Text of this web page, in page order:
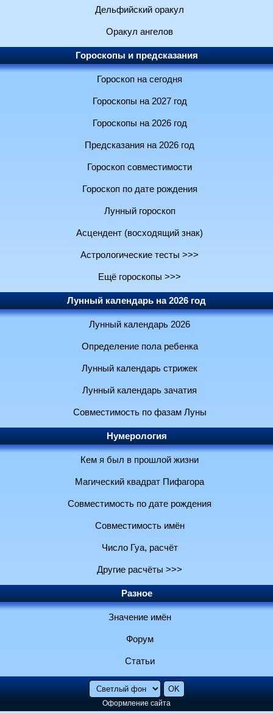
Дельфийский оракул
Оракул ангелов
Гороскопы и предсказания
Гороскоп на сегодня
Гороскопы на 2027 год
Гороскопы на 2026 год
Предсказания на 2026 год
Гороскоп совместимости
Гороскоп по дате рождения
Лунный гороскоп
Асцендент (восходящий знак)
Астрологические тесты >>>
Ещё гороскопы >>>
Лунный календарь на 2026 год
Лунный календарь 2026
Определение пола ребенка
Лунный календарь стрижек
Лунный календарь зачатия
Совместимость по фазам Луны
Нумерология
Кем я был в прошлой жизни
Магический квадрат Пифагора
Совместимость по дате рождения
Совместимость имён
Число Гуа, расчёт
Другие расчёты >>>
Разное
Значение имён
Форум
Статьи
Оформление сайта